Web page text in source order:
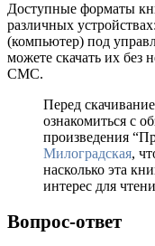
Доступные форматы
различных
(компьютер) под
можете скачать их без
СМС.
Перед
ознакомиться с
произведения
Милоградская,
насколько эта
интерес для
Вопрос-ответ